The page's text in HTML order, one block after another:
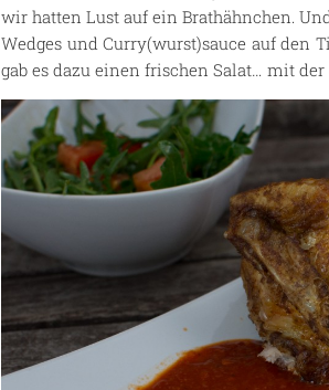
wir hatten Lust auf ein Brathähnchen.
Wedges und Curry(wurst)sauce auf den
gab es dazu einen frischen Salat… mit der